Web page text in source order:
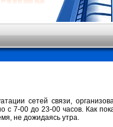
сетей связи,
с 7-00 до 23-00 часов. Как
не дожидаясь утра.